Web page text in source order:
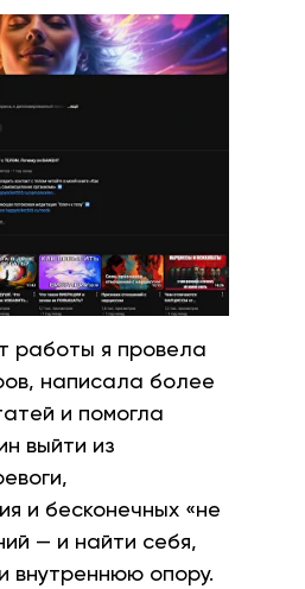
работы я провела
написала более
и помогла
выйти из
и бесконечных «не
— и найти себя,
внутреннюю опору.